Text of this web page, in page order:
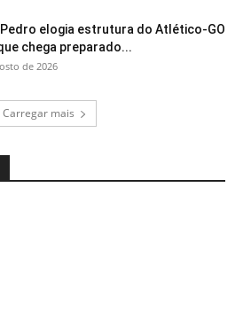
elogia estrutura do Atlético-GO
chega preparado...
de 2026
Carregar mais